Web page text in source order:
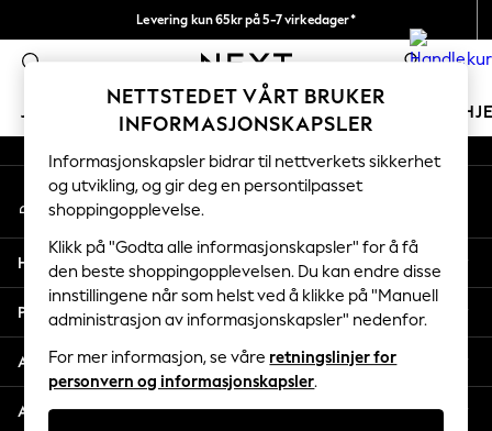
Levering kun 65kr på 5-7 virkedager*
Vi betaler alle tollavgifter 0
JENTER GUTTER BABY KVINNER
GIRLS
New In
50 - 92cm (0 - 24 months)
98 - 110cm (3 - 5 years)
116 - 134cm (6 - 9 years)
140 - 174cm (10 - 15+ years)
Trending: Top & Short Sets
Trending: Clogs
Toy Story
THE SET
An error occurred on client
Våre sosiale nettverk
Min konto
Logg inn på kontoen din
Hjelp
Personvern & Juridisk
Avdelinger
Andre tjenester
NETTSTEDET VÅRT BRUKER
INFORMASJONSKAPSLER
Informasjonskapsler bidrar til nettverkets sikkerhet
og utvikling, og gir deg en persontilpasset
shoppingopplevelse.
Klikk på "Godta alle informasjonskapsler" for å få
den beste shoppingopplevelsen. Du kan endre disse
innstillingene når som helst ved å klikke på "Manuell
administrasjon av informasjonskapsler" nedenfor.
For mer informasjon, se våre retningslinjer for
personvern og informasjonskapsler.